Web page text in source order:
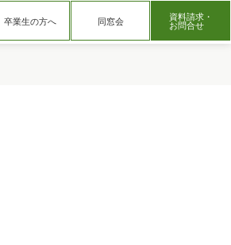
卒業生の方へ 同窓会 資料請求・
お問合せ